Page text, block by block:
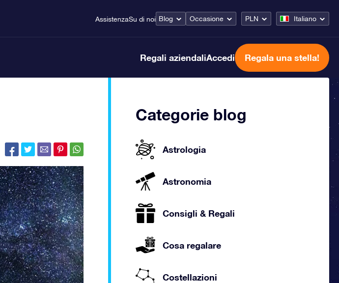
AssistenzaSu di noi Blog Occasione PLN Italiano
Regali aziendaliAccedi Regala una stella!
Categorie blog
Astrologia
Astronomia
Consigli & Regali
Cosa regalare
Costellazioni